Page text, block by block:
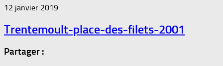
12 janvier 2019
Trentemoult-place-des-filets-2001
Partager :